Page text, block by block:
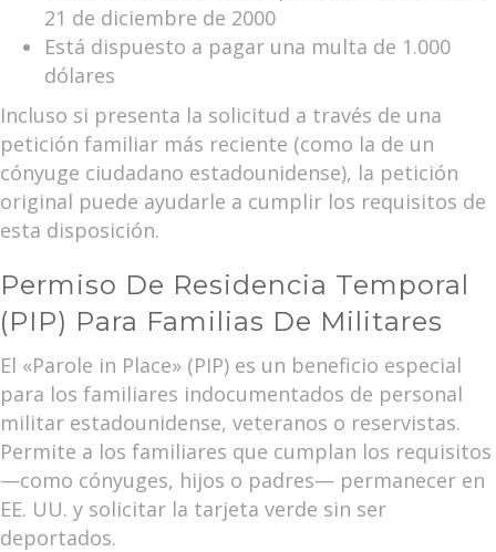
21 de diciembre de 2000
Está dispuesto a pagar una multa de 1.000
dólares
Incluso si presenta la solicitud a través de una
petición familiar más reciente (como la de un
cónyuge ciudadano estadounidense), la petición
original puede ayudarle a cumplir los requisitos de
esta disposición.
Permiso De Residencia Temporal
(PIP) Para Familias De Militares
El «Parole in Place» (PIP) es un beneficio especial
para los familiares indocumentados de personal
militar estadounidense, veteranos o reservistas.
Permite a los familiares que cumplan los requisitos
—como cónyuges, hijos o padres— permanecer en
EE. UU. y solicitar la tarjeta verde sin ser
deportados.